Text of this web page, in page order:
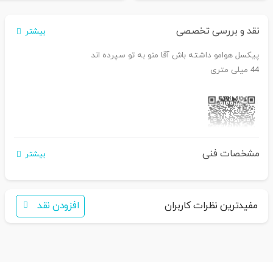
نقد و بررسی تخصصی بیشتر
پیکسل هوامو داشته باش آقا منو به تو سپرده اند
44 میلی متری
اگر برای خرید تمایل به عضویت در سایت ندارید،
مشخصات فنی بیشتر
مفیدترین نظرات کاربران افزودن نقد